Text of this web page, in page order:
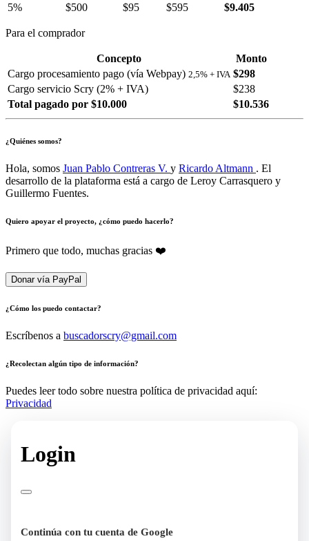
5%
$500 $95 $595 $9.405
Para el comprador
Concepto
Monto
Cargo procesamiento pago (vía Webpay) 2,5% + IVA $298
Cargo servicio Scry (2% + IVA)
$238
Total pagado por $10.000
$10.536
¿Quiénes somos?
Hola, somos Juan Pablo Contreras V. y Ricardo Altmann . El
desarrollo de la plataforma está a cargo de Leroy Carrasquero y
Guillermo Fuentes.
Quiero apoyar el proyecto, ¿cómo puedo hacerlo?
Primero que todo, muchas gracias ❤️
Donar vía PayPal
¿Cómo los puedo contactar?
Escríbenos a buscadorscry@gmail.com
¿Recolectan algún tipo de información?
Puedes leer todo sobre nuestra política de privacidad aquí:
Privacidad
Login
Continúa con tu cuenta de Google